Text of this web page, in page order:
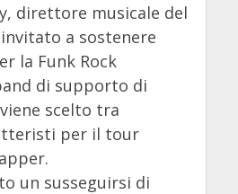
direttore musicale del
a sostenere
la Funk Rock
di supporto di
scelto tra
per il tour
un susseguirsi di